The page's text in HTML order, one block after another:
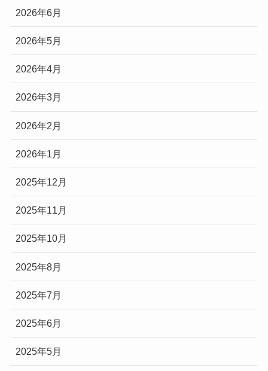
2026年6月
2026年5月
2026年4月
2026年3月
2026年2月
2026年1月
2025年12月
2025年11月
2025年10月
2025年8月
2025年7月
2025年6月
2025年5月